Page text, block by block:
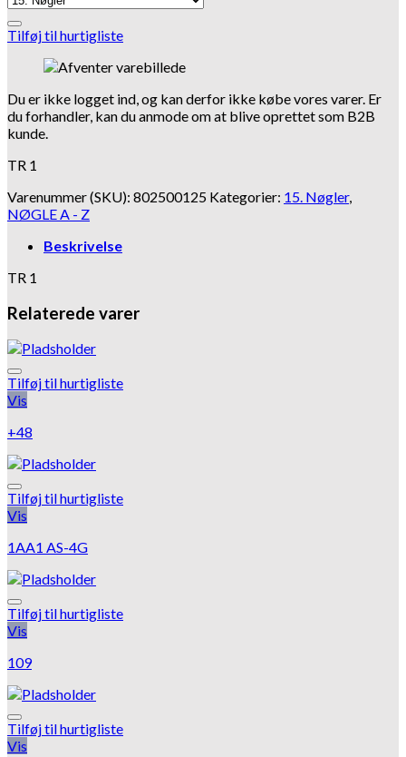
Tilføj til hurtigliste
Du er ikke logget ind, og kan derfor ikke købe vores varer. Er
du forhandler, kan du anmode om at blive oprettet som B2B
kunde.
TR 1
Varenummer (SKU): 802500125 Kategorier: 15. Nøgler,
NØGLE A - Z
Beskrivelse
TR 1
Relaterede varer
Tilføj til hurtigliste
Vis
+48
Tilføj til hurtigliste
Vis
1AA1 AS-4G
Tilføj til hurtigliste
Vis
109
Tilføj til hurtigliste
Vis